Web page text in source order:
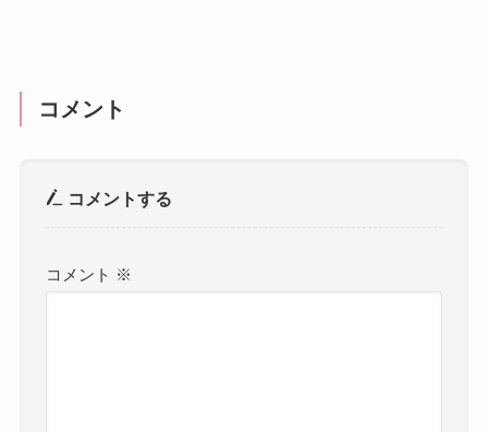
コメント
コメントする
コメント ※